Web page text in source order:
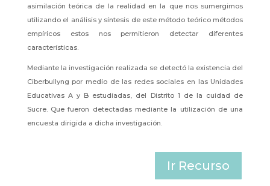
asimilación teórica de la realidad en la que nos sumergimos
utilizando el análisis y síntesis de este método teórico métodos
empíricos estos nos permitieron detectar diferentes
características.
Mediante la investigación realizada se detectó la existencia del
Ciberbullyng por medio de las redes sociales en las Unidades
Educativas A y B estudiadas, del Distrito 1 de la cuidad de
Sucre. Que fueron detectadas mediante la utilización de una
encuesta dirigida a dicha investigación.
Ir Recurso